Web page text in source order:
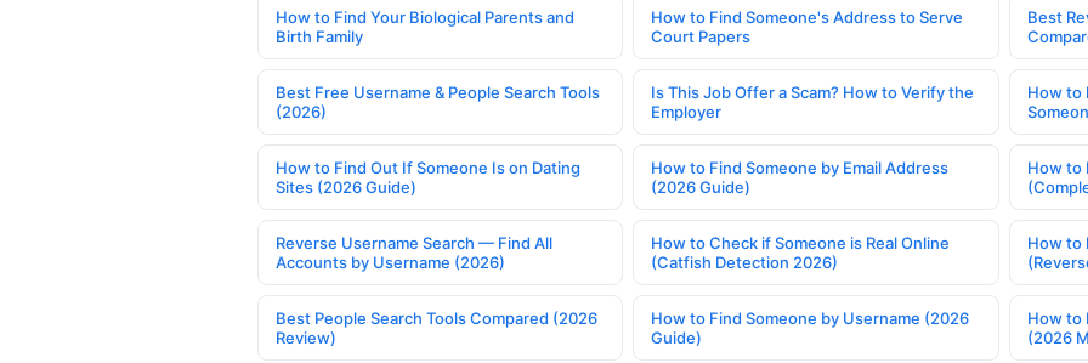
How to Find Your Biological Parents and
Birth Family
How to Find Someone's Address to Serve
Court Papers
Best
Best Free Username & People Search Tools
(2026)
Is This Job Offer a Scam? How to Verify the
Employer
How to
How to Find Out If Someone Is on Dating
Sites (2026 Guide)
How to Find Someone by Email Address
(2026 Guide)
How to
Reverse Username Search — Find All
Accounts by Username (2026)
How to Check if Someone is Real Online
(Catfish Detection 2026)
How to
Best People Search Tools Compared (2026
Review)
How to Find Someone by Username (2026
Guide)
How to
(2026